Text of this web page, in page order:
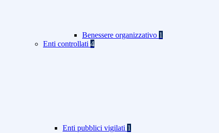
Benessere organizzativo 1
Enti controllati 4
Enti pubblici vigilati 1